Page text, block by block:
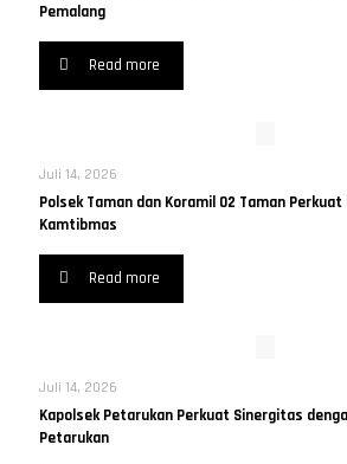
Pemalang
Read more
Juli 14, 2026
Polsek Taman dan Koramil 02 Taman
Kamtibmas
Read more
Juli 14, 2026
Kapolsek Petarukan Perkuat Sinergitas
Petarukan